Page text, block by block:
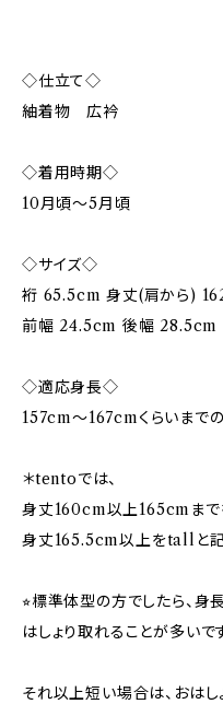
◇仕立て◇
紬着物 広衿
◇着用時期◇
10月頃〜5月頃
◇サイズ◇
裄 65.5cm 身丈(肩から)
前幅 24.5cm 後幅 28.5cm
◇適応身長◇
157cm～167cmくらいまで
＊tentoでは、
身丈160cm以上165cmま
身丈165.5cm以上をtallと記
⭐︎標準体型の方でしたら、身
はしょり取れることが多いで
それ以上短い場合は、おはし